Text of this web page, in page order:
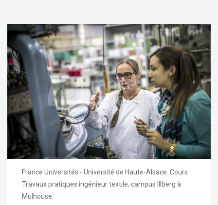
France Universités - Université de Haute-Alsace. Cours
Travaux pratiques ingénieur textile, campus Illberg à
Mulhouse.